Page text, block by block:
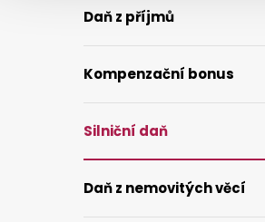
Daň z příjmů
Kompenzační bonus
Silniční daň
Daň z nemovitých věcí